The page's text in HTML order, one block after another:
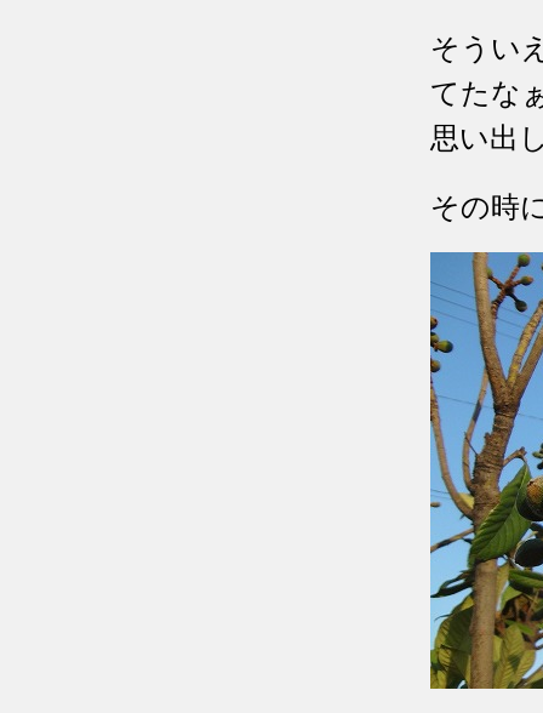
そうい
てたな
思い出
その時